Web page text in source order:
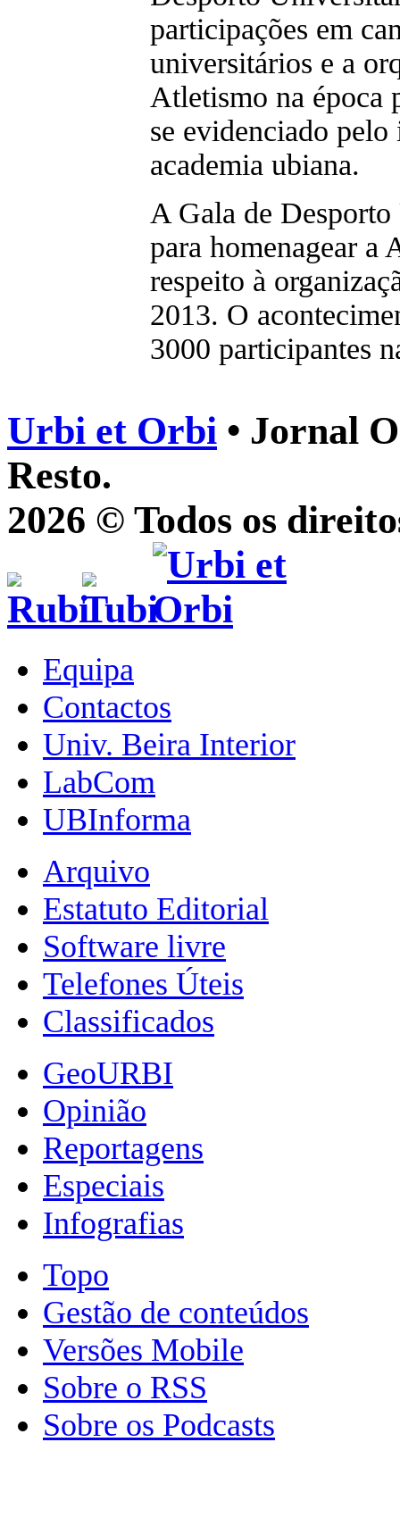
participações em
universitários e a
Atletismo na época
se evidenciado
academia ubiana.
A Gala de
para homenagear
respeito à
2013. O
3000 participantes
Urbi et Orbi • Jornal
Resto.
2026 © Todos os
Equipa
Contactos
Univ. Beira Interior
LabCom
UBInforma
Arquivo
Estatuto Editorial
Software livre
Telefones Úteis
Classificados
GeoURBI
Opinião
Reportagens
Especiais
Infografias
Topo
Gestão de conteúdos
Versões Mobile
Sobre o RSS
Sobre os Podcasts